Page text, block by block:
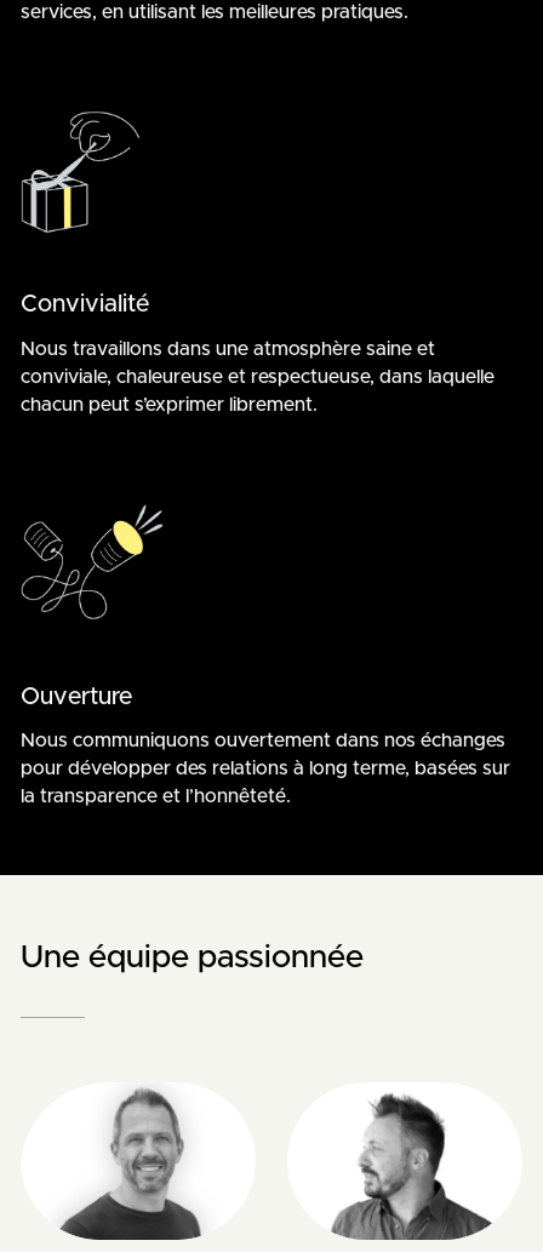
services, en utilisant les meilleures pratiques.
Convivialité
Nous travaillons dans une atmosphère saine et
conviviale, chaleureuse et respectueuse, dans laquelle
chacun peut s’exprimer librement.
Ouverture
Nous communiquons ouvertement dans nos échanges
pour développer des relations à long terme, basées sur
la transparence et l’honnêteté.
Une équipe passionnée